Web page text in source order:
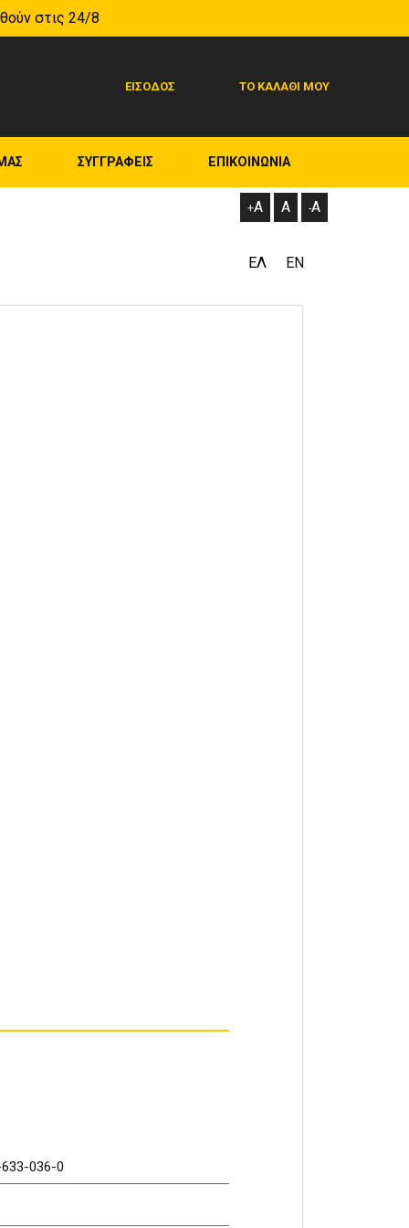
στις 24/8
ΕΙΣΟΔΟΣ ΤΟ ΚΑΛΑΘΙ ΜΟΥ
ΣΥΓΓΡΑΦΕΙΣ ΕΠΙΚΟΙΝΩΝΙΑ
ΕΛ ΕΝ
-A
A
+A
036-0